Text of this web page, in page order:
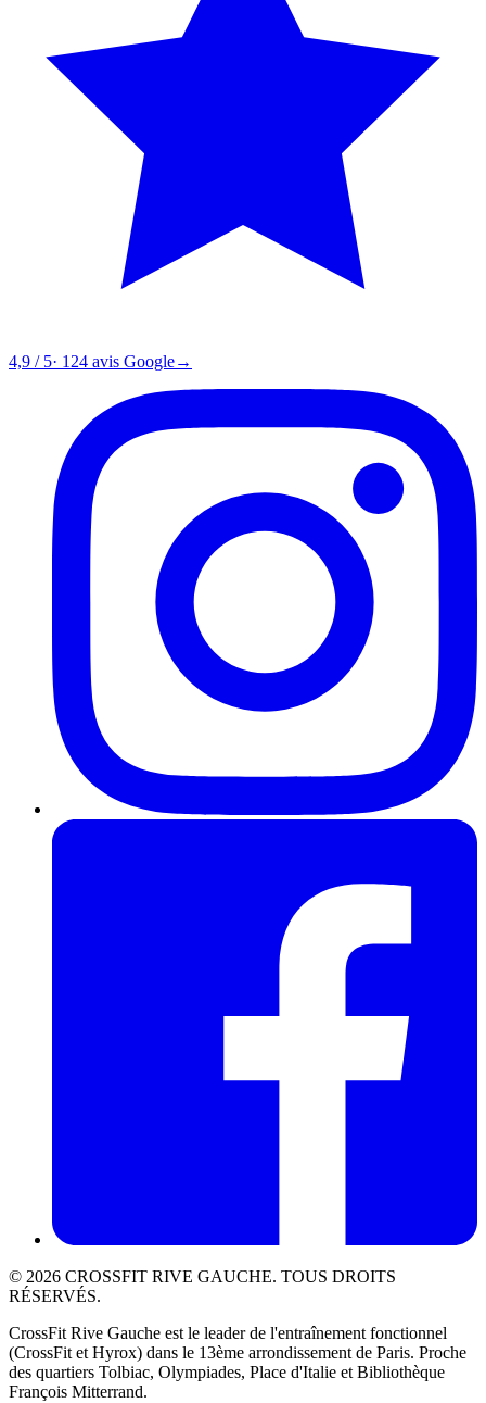
4,9 / 5· 124 avis Google→
© 2026 CROSSFIT RIVE GAUCHE. TOUS DROITS
RÉSERVÉS.
CrossFit Rive Gauche est le leader de l'entraînement fonctionnel
(CrossFit et Hyrox) dans le 13ème arrondissement de Paris. Proche
des quartiers Tolbiac, Olympiades, Place d'Italie et Bibliothèque
François Mitterrand.